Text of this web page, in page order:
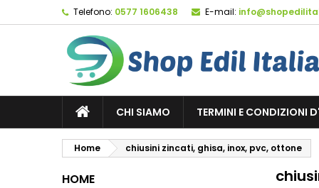
Telefono: 0577 1606438 E-mail:
CHI SIAMO TERMINI E CONDIZIONI
Home chiusini zincati, ghisa, inox, pvc, ottone
HOME
add_circle_outline